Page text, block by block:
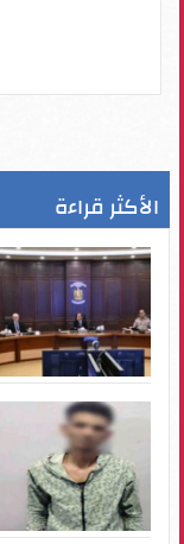
الأكثر قراءة